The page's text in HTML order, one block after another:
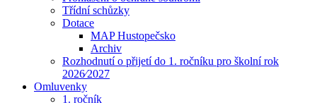
Třídní schůzky
Dotace
MAP Hustopečsko
Archiv
Rozhodnutí o přijetí do 1. ročníku pro školní rok
2026⁄2027
Omluvenky
1. ročník